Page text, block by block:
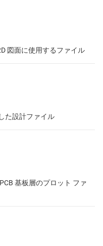
図面に使用するファイル
た設計ファイル
基板層のプロット ファ